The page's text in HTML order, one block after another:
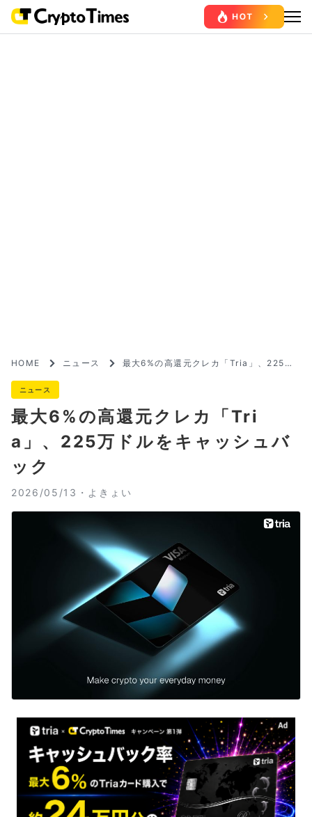
HOME ニュース
最大6%の高還元クレカ「Tria」、225万
ニュース
最大6%の高還元クレカ「Tri
a」、225万ドルをキャッシュバ
ック
2026/05/13・ よきょい